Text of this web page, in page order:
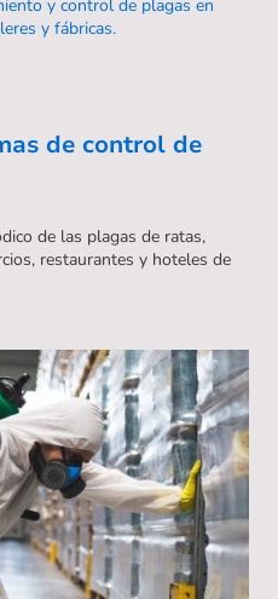
y control de plagas en
y fábricas.
de control de
de las plagas de ratas,
restaurantes y hoteles de